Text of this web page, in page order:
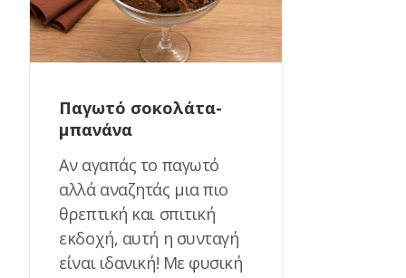
Παγωτό σοκολάτα-
μπανάνα
Αν αγαπάς το παγωτό
αλλά αναζητάς μια πιο
θρεπτική και σπιτική
εκδοχή, αυτή η συνταγή
είναι ιδανική! Με φυσική